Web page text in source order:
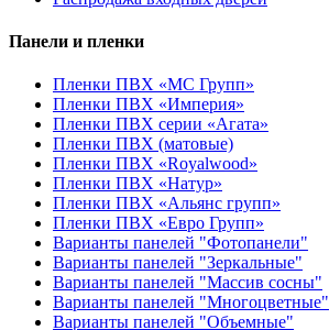
Панели и пленки
Пленки ПВХ «МС Групп»
Пленки ПВХ «Империя»
Пленки ПВХ серии «Агата»
Пленки ПВХ (матовые)
Пленки ПВХ «Royalwood»
Пленки ПВХ «Натур»
Пленки ПВХ «Альянс групп»
Пленки ПВХ «Евро Групп»
Варианты панелей "Фотопанели"
Варианты панелей "Зеркальные"
Варианты панелей "Массив сосны"
Варианты панелей "Многоцветные"
Варианты панелей "Объемные"